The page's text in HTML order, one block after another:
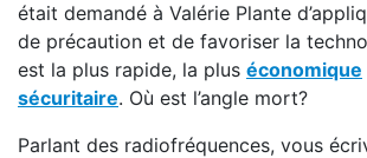
était demandé à Valérie Plante
de précaution et de favoriser la
est la plus rapide, la plus économique
sécuritaire. Où est l’angle mort?
Parlant des radiofréquences, vous